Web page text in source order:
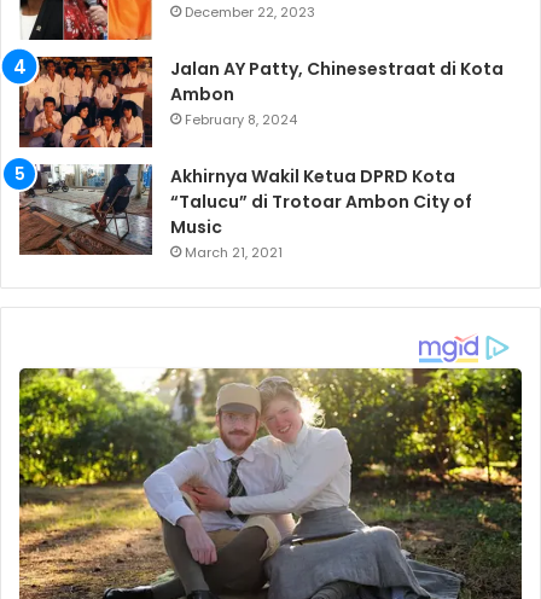
December 22, 2023
Jalan AY Patty, Chinesestraat di Kota
Ambon
February 8, 2024
Akhirnya Wakil Ketua DPRD Kota
“Talucu” di Trotoar Ambon City of
Music
March 21, 2021